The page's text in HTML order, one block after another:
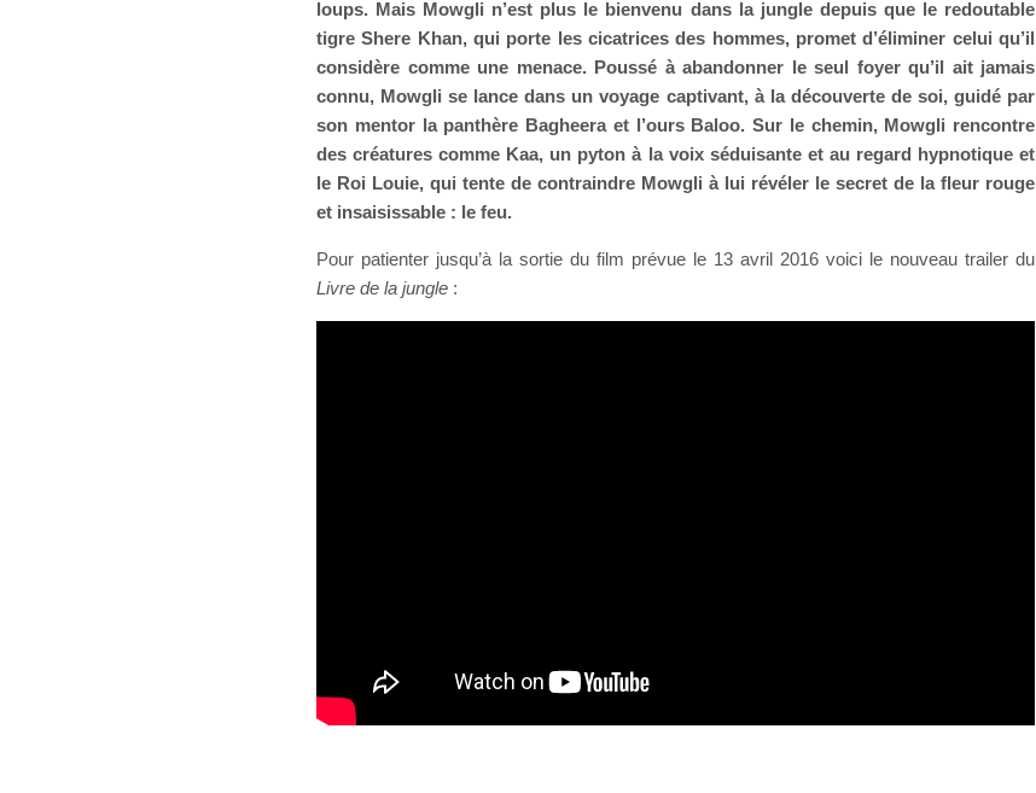
loups. Mais Mowgli n’est plus le bienvenu dans la jungle depuis que le redoutable
tigre Shere Khan, qui porte les cicatrices des hommes, promet d’éliminer celui qu’il
considère comme une menace. Poussé à abandonner le seul foyer qu’il ait jamais
connu, Mowgli se lance dans un voyage captivant, à la découverte de soi, guidé par
son mentor la panthère Bagheera et l’ours Baloo. Sur le chemin, Mowgli rencontre
des créatures comme Kaa, un pyton à la voix séduisante et au regard hypnotique et
le Roi Louie, qui tente de contraindre Mowgli à lui révéler le secret de la fleur rouge
et insaisissable : le feu.
Pour patienter jusqu’à la sortie du film prévue le 13 avril 2016 voici le nouveau trailer du
Livre de la jungle :